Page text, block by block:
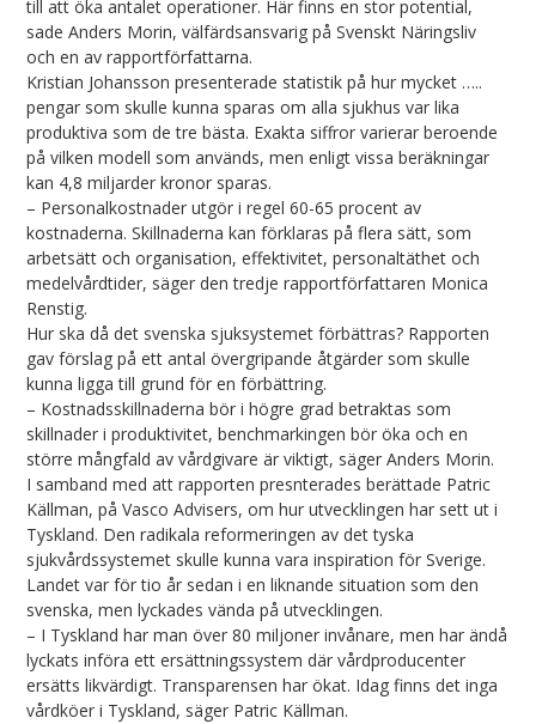
till att öka antalet operationer. Här finns en stor potential,
sade Anders Morin, välfärdsansvarig på Svenskt Näringsliv
och en av rapportförfattarna.
Kristian Johansson presenterade statistik på hur mycket …..
pengar som skulle kunna sparas om alla sjukhus var lika
produktiva som de tre bästa. Exakta siffror varierar beroende
på vilken modell som används, men enligt vissa beräkningar
kan 4,8 miljarder kronor sparas.
– Personalkostnader utgör i regel 60-65 procent av
kostnaderna. Skillnaderna kan förklaras på flera sätt, som
arbetsätt och organisation, effektivitet, personaltäthet och
medelvårdtider, säger den tredje rapportförfattaren Monica
Renstig.
Hur ska då det svenska sjuksystemet förbättras? Rapporten
gav förslag på ett antal övergripande åtgärder som skulle
kunna ligga till grund för en förbättring.
– Kostnadsskillnaderna bör i högre grad betraktas som
skillnader i produktivitet, benchmarkingen bör öka och en
större mångfald av vårdgivare är viktigt, säger Anders Morin.
I samband med att rapporten presnterades berättade Patric
Källman, på Vasco Advisers, om hur utvecklingen har sett ut i
Tyskland. Den radikala reformeringen av det tyska
sjukvårdssystemet skulle kunna vara inspiration för Sverige.
Landet var för tio år sedan i en liknande situation som den
svenska, men lyckades vända på utvecklingen.
– I Tyskland har man över 80 miljoner invånare, men har ändå
lyckats införa ett ersättningssystem där vårdproducenter
ersätts likvärdigt. Transparensen har ökat. Idag finns det inga
vårdköer i Tyskland, säger Patric Källman.